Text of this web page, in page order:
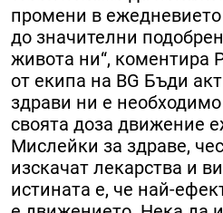
промени в
до значителни
живота ни“, коментира
от екипа на BG Бъди
здрави ни е
своята доза движение
Мислейки за здраве,
изскачат лекарства и
истината е, че най-